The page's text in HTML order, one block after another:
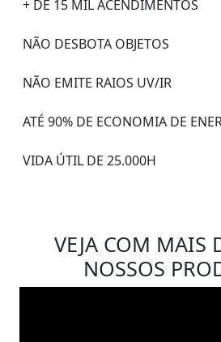
+ DE 15 MIL ACENDIMENTOS
NÃO DESBOTA OBJETOS
NÃO EMITE RAIOS UV/IR
ATÉ 90% DE ECONOMIA DE
VIDA ÚTIL DE 25.000H
VEJA COM MAIS
NOSSOS